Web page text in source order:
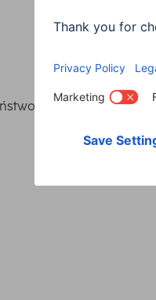
i ochrona danych